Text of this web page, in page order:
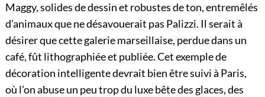
Maggy, solides de dessin et robustes de ton, entremêlés
d’animaux que ne désavouerait pas Palizzi. Il serait à
désirer que cette galerie marseillaise, perdue dans un
café, fût lithographiée et publiée. Cet exemple de
décoration intelligente devrait bien être suivi à Paris,
où l’on abuse un peu trop du luxe bête des glaces, des